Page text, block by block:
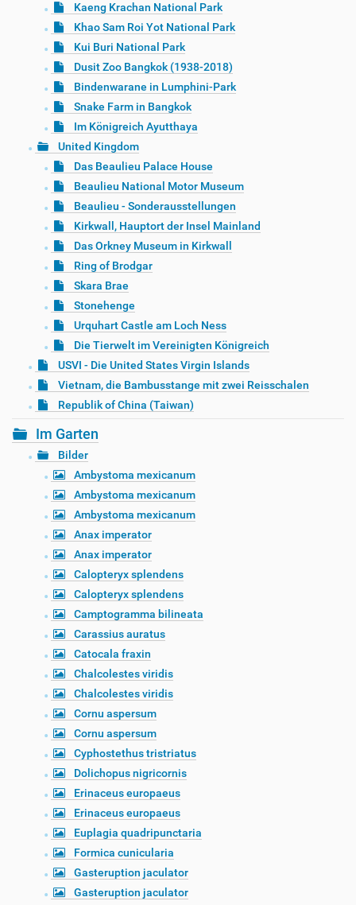
Kaeng Krachan National Park
Khao Sam Roi Yot National Park
Kui Buri National Park
Dusit Zoo Bangkok (1938-2018)
Bindenwarane in Lumphini-Park
Snake Farm in Bangkok
Im Königreich Ayutthaya
United Kingdom
Das Beaulieu Palace House
Beaulieu National Motor Museum
Beaulieu - Sonderausstellungen
Kirkwall, Hauptort der Insel Mainland
Das Orkney Museum in Kirkwall
Ring of Brodgar
Skara Brae
Stonehenge
Urquhart Castle am Loch Ness
Die Tierwelt im Vereinigten Königreich
USVI - Die United States Virgin Islands
Vietnam, die Bambusstange mit zwei Reisschalen
Republik of China (Taiwan)
Im Garten
Bilder
Ambystoma mexicanum
Ambystoma mexicanum
Ambystoma mexicanum
Anax imperator
Anax imperator
Calopteryx splendens
Calopteryx splendens
Camptogramma bilineata
Carassius auratus
Catocala fraxin
Chalcolestes viridis
Chalcolestes viridis
Cornu aspersum
Cornu aspersum
Cyphostethus tristriatus
Dolichopus nigricornis
Erinaceus europaeus
Erinaceus europaeus
Euplagia quadripunctaria
Formica cunicularia
Gasteruption jaculator
Gasteruption jaculator